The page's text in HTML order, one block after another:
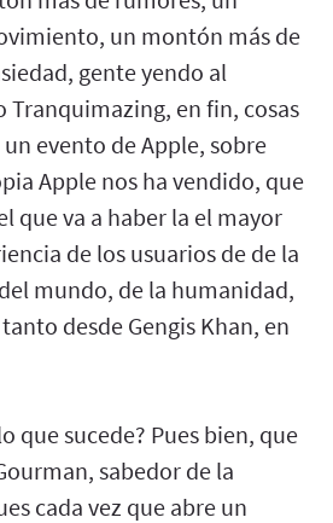
un montón más de
gente yendo al
en fin, cosas
evento de Apple, sobre
Apple nos ha vendido, que
que va a haber la el mayor
de los usuarios de de la
mundo, de la humanidad,
desde Gengis Khan, en
que sucede? Pues bien, que
sabedor de la
cada vez que abre un